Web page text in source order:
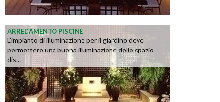
ARREDAMENTO PISCINE
L’impianto di illuminazione per il giardino deve
permettere una buona illuminazione dello spazio
dis...